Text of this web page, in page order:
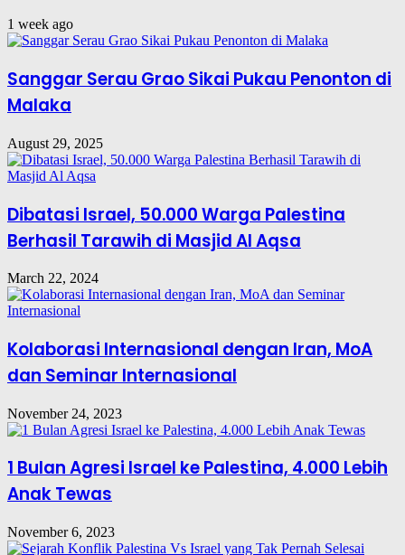
1 week ago
Sanggar Serau Grao Sikai Pukau Penonton di
Malaka
August 29, 2025
Dibatasi Israel, 50.000 Warga Palestina
Berhasil Tarawih di Masjid Al Aqsa
March 22, 2024
Kolaborasi Internasional dengan Iran, MoA
dan Seminar Internasional
November 24, 2023
1 Bulan Agresi Israel ke Palestina, 4.000 Lebih
Anak Tewas
November 6, 2023